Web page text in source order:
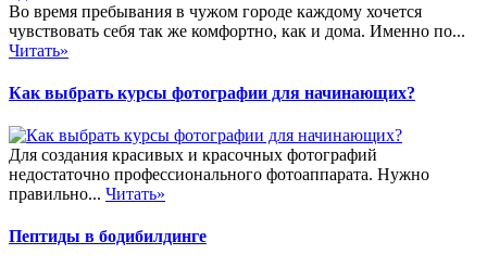
Во время пребывания в чужом городе каждому хочется
чувствовать себя так же комфортно, как и дома. Именно по...
Читать»
Как выбрать курсы фотографии для начинающих?
Для создания красивых и красочных фотографий
недостаточно профессионального фотоаппарата. Нужно
правильно... Читать»
Пептиды в бодибилдинге